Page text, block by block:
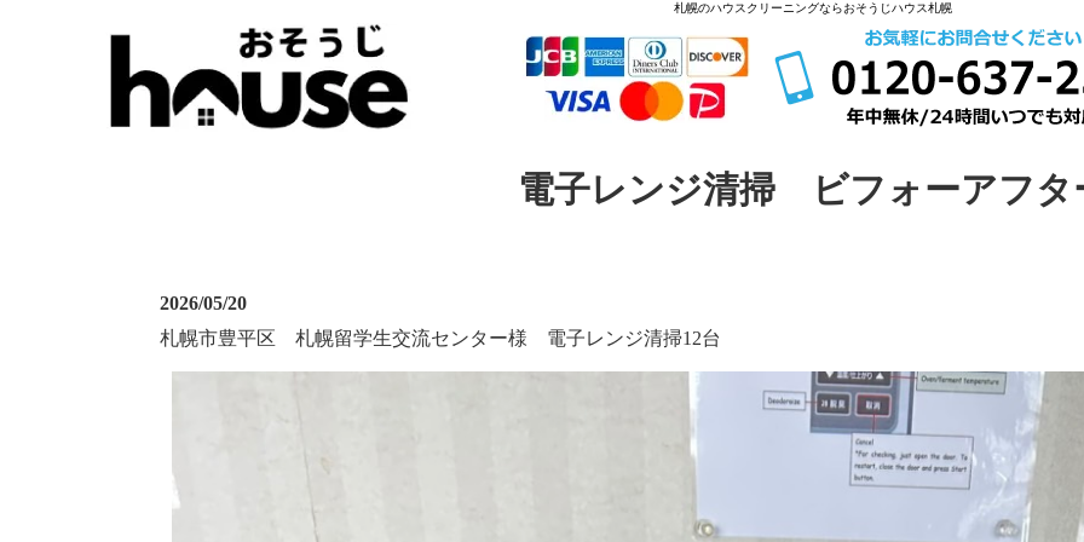
札幌のハウスクリーニングならおそうじハウス札幌
電子レンジ清掃 ビフォーアフタ
2026/05/20
札幌市豊平区 札幌留学生交流センター様 電子レンジ清掃12台